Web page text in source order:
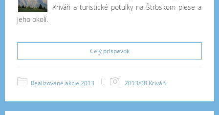
Kriváň a turistické potulky na Štrbskom plese a
jeho okolí.
Celý príspevok
Realizované akcie 2013 | 2013/08 Kriváň